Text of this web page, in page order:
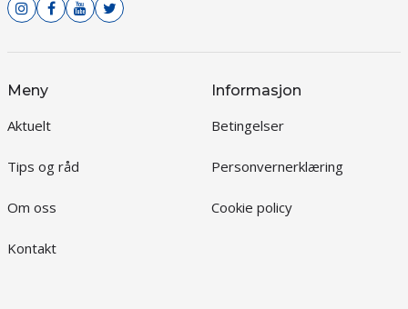
Meny
Aktuelt
Tips og råd
Om oss
Kontakt
Informasjon
Betingelser
Personvernerklæring
Cookie policy